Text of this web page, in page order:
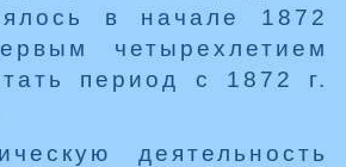
в начале 1872
четырехлетием
период с 1872 г.
деятельность